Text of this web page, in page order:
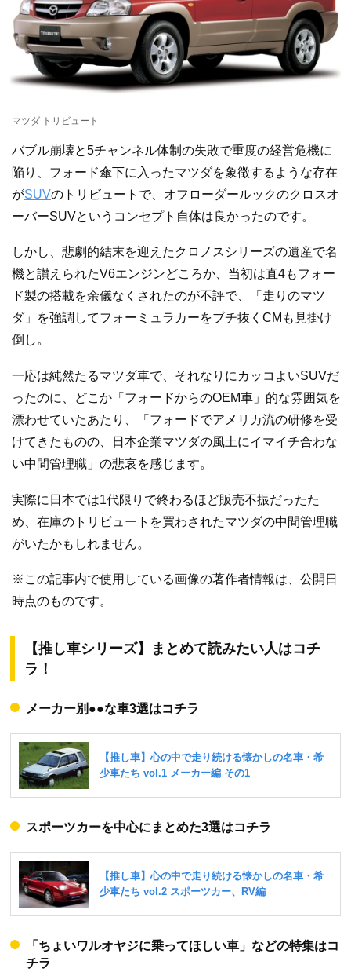
マツダ トリビュート
バブル崩壊と5チャンネル体制の失敗で重度の経営危機に
陥り、フォード傘下に入ったマツダを象徴するような存在
がSUVのトリビュートで、オフローダールックのクロスオ
ーバーSUVというコンセプト自体は良かったのです。
しかし、悲劇的結末を迎えたクロノスシリーズの遺産で名
機と讃えられたV6エンジンどころか、当初は直4もフォー
ド製の搭載を余儀なくされたのが不評で、「走りのマツ
ダ」を強調してフォーミュラカーをブチ抜くCMも見掛け
倒し。
一応は純然たるマツダ車で、それなりにカッコよいSUVだ
ったのに、どこか「フォードからのOEM車」的な雰囲気を
漂わせていたあたり、「フォードでアメリカ流の研修を受
けてきたものの、日本企業マツダの風土にイマイチ合わな
い中間管理職」の悲哀を感じます。
実際に日本では1代限りで終わるほど販売不振だったた
め、在庫のトリビュートを買わされたマツダの中間管理職
がいたかもしれません。
※この記事内で使用している画像の著作者情報は、公開日
時点のものです。
【推し車シリーズ】まとめて読みたい人はコチ
ラ！
メーカー別●●な車3選はコチラ
スポーツカーを中心にまとめた3選はコチラ
「ちょいワルオヤジに乗ってほしい車」などの特集はコ
チラ